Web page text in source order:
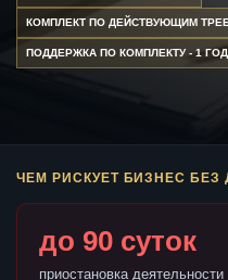
КОМПЛЕКТ ПО ДЕЙСТВУЮЩИМ
ПОДДЕРЖКА ПО КОМПЛЕКТУ - 1 ГОД
ЧЕМ РИСКУЕТ БИЗНЕС БЕЗ
до 90 суток
приостановка